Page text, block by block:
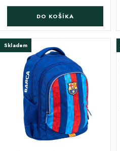
DO KOŠÍKA
Skladem